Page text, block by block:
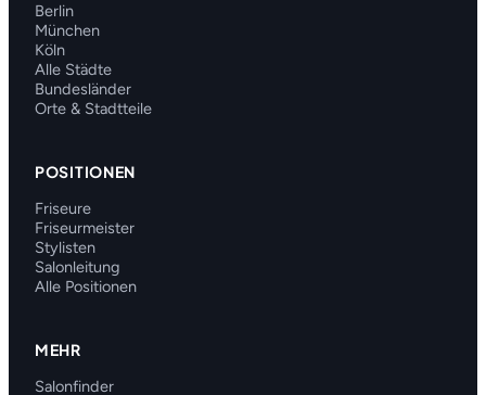
Berlin
München
Köln
Alle Städte
Bundesländer
Orte & Stadtteile
POSITIONEN
Friseure
Friseurmeister
Stylisten
Salonleitung
Alle Positionen
MEHR
Salonfinder